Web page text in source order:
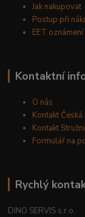
Jak nakupovat
Postup při
EET oznámení
Kontaktní
O nás
Kontakt Česká
Kontakt
Formulář na
Rychlý
DINO SERVIS s.r.o.